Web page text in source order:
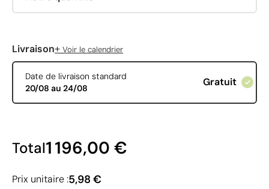
Livraison+ Voir le calendrier
Date de livraison standard
20/08 au 24/08
Gratuit
Total1 196,00 €
Prix unitaire :5,98 €